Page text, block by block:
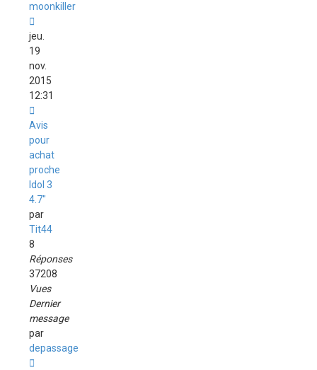
moonkiller
jeu.
19
nov.
2015
12:31
Avis
pour
achat
proche
Idol 3
4.7"
par
Tit44
8
Réponses
37208
Vues
Dernier
message
par
depassage